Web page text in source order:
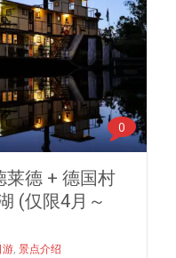
0
莱德 + 德国村
(仅限4月～
, 景点介绍